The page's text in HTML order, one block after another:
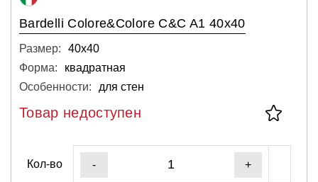
Bardelli Colore&Colore C&C A1 40x40
Размер:
40х40
Форма:
квадратная
Особенности:
для стен
Товар недоступен
Кол-во - +